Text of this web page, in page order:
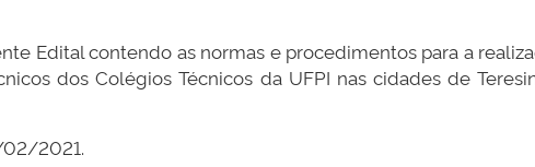
Edital contendo as normas e procedimentos para a
dos Colégios Técnicos da UFPI nas cidades de
02/2021.